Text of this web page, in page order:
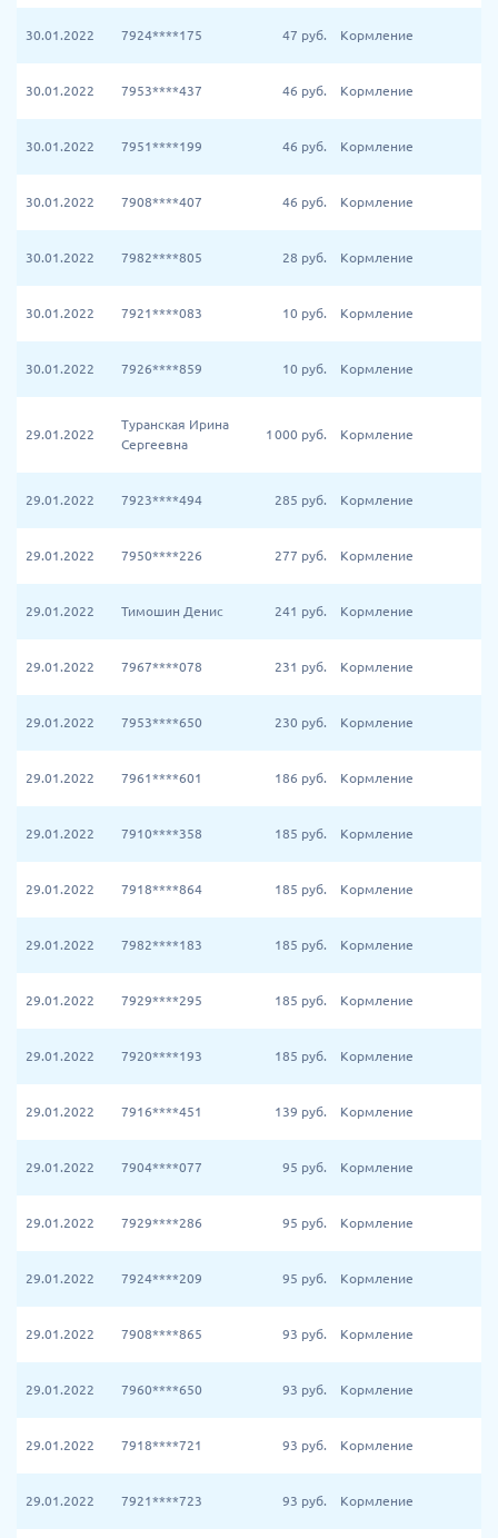
30.01.2022 7924****175 47 руб. Кормление
30.01.2022 7953****437 46 руб. Кормление
30.01.2022 7951****199 46 руб. Кормление
30.01.2022 7908****407 46 руб. Кормление
30.01.2022 7982****805 28 руб. Кормление
30.01.2022 7921****083 10 руб. Кормление
30.01.2022 7926****859 10 руб. Кормление
29.01.2022
Туранская Ирина
Сергеевна
1 000 руб. Кормление
29.01.2022 7923****494 285 руб. Кормление
29.01.2022 7950****226 277 руб. Кормление
29.01.2022 Тимошин Денис 241 руб. Кормление
29.01.2022 7967****078 231 руб. Кормление
29.01.2022 7953****650 230 руб. Кормление
29.01.2022 7961****601 186 руб. Кормление
29.01.2022 7910****358 185 руб. Кормление
29.01.2022 7918****864 185 руб. Кормление
29.01.2022 7982****183 185 руб. Кормление
29.01.2022 7929****295 185 руб. Кормление
29.01.2022 7920****193 185 руб. Кормление
29.01.2022 7916****451 139 руб. Кормление
29.01.2022 7904****077 95 руб. Кормление
29.01.2022 7929****286 95 руб. Кормление
29.01.2022 7924****209 95 руб. Кормление
29.01.2022 7908****865 93 руб. Кормление
29.01.2022 7960****650 93 руб. Кормление
29.01.2022 7918****721 93 руб. Кормление
29.01.2022 7921****723 93 руб. Кормление